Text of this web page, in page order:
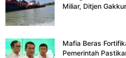
Miliar, Ditjen
Mafia Beras
Pemerintah